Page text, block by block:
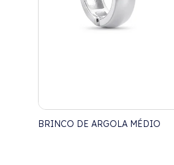
BRINCO DE ARGOLA MÉDIO